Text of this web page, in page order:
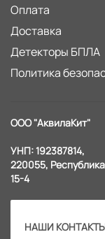
Оплата
Доставка
Детекторы БПЛА
Политика
ООО "АквилаКит"
УНП: 192387814,
220055,
15-4
НАШИ